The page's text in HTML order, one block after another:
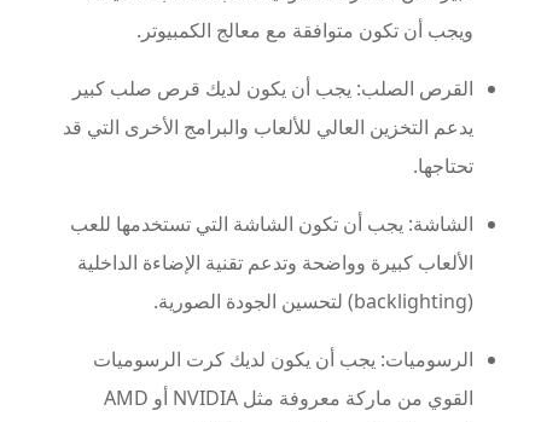
ويجب أن تكون متوافقة مع معالج الكمبيوتر.
القرص الصلب: يجب أن يكون لديك قرص صلب كبير
يدعم التخزين العالي للألعاب والبرامج الأخرى التي قد
تحتاجها.
الشاشة: يجب أن تكون الشاشة التي تستخدمها للعب
الألعاب كبيرة وواضحة وتدعم تقنية الإضاءة الداخلية
(backlighting) لتحسين الجودة الصورية.
الرسوميات: يجب أن يكون لديك كرت الرسوميات
القوي من ماركة معروفة مثل NVIDIA أو AMD